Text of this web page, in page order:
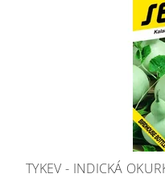
TYKEV - INDICKÁ